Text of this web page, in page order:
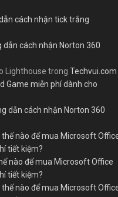
cách nhận tick trắng
dẫn cách nhận Norton 360
Lighthouse trong Techvui.com
Game miễn phí dành cho
dẫn cách nhận Norton 360
thế nào để mua Microsoft
tiết kiệm?
nào để mua Microsoft Office
tiết kiệm?
thế nào để mua Microsoft